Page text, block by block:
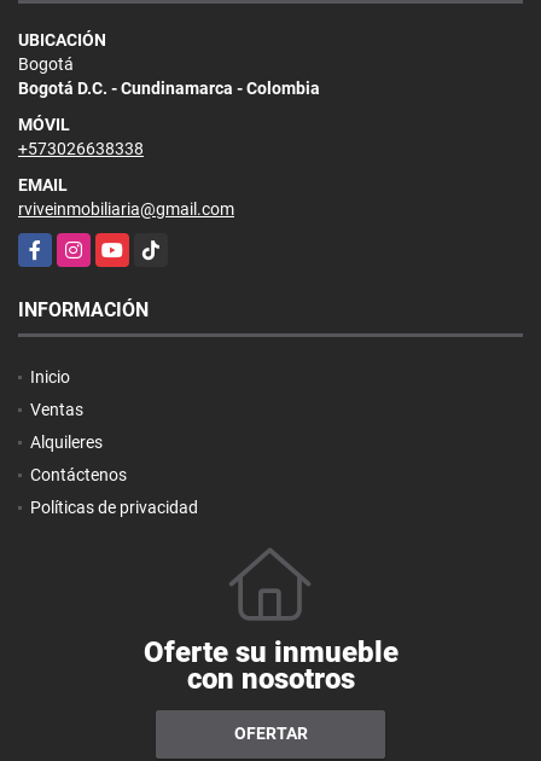
UBICACIÓN
Bogotá
Bogotá D.C. - Cundinamarca - Colombia
MÓVIL
+573026638338
EMAIL
rviveinmobiliaria@gmail.com
FacebookInstagramYouTubeTikTok
INFORMACIÓN
Inicio
Ventas
Alquileres
Contáctenos
Políticas de privacidad
Oferte su inmueble
con nosotros
OFERTAR